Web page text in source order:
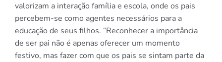
valorizam a interação família e escola, onde os pais
percebem-se como agentes necessários para a
educação de seus filhos. “Reconhecer a importância
de ser pai não é apenas oferecer um momento
festivo, mas fazer com que os pais se sintam parte da